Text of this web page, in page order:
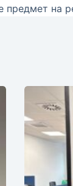
предмет на